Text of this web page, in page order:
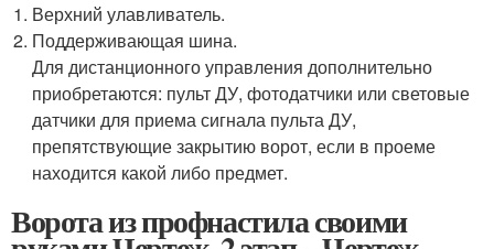
Верхний улавливатель.
Поддерживающая шина.
Для дистанционного управления дополнительно
приобретаются: пульт ДУ, фотодатчики или световые
датчики для приема сигнала пульта ДУ,
препятствующие закрытию ворот, если в проеме
находится какой либо предмет.
Ворота из профнастила своими